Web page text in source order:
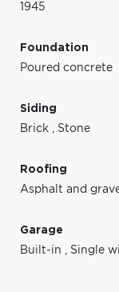
1945
Foundation
Poured concrete
Siding
Brick , Stone
Roofing
Asphalt and
Garage
Built-in , Single